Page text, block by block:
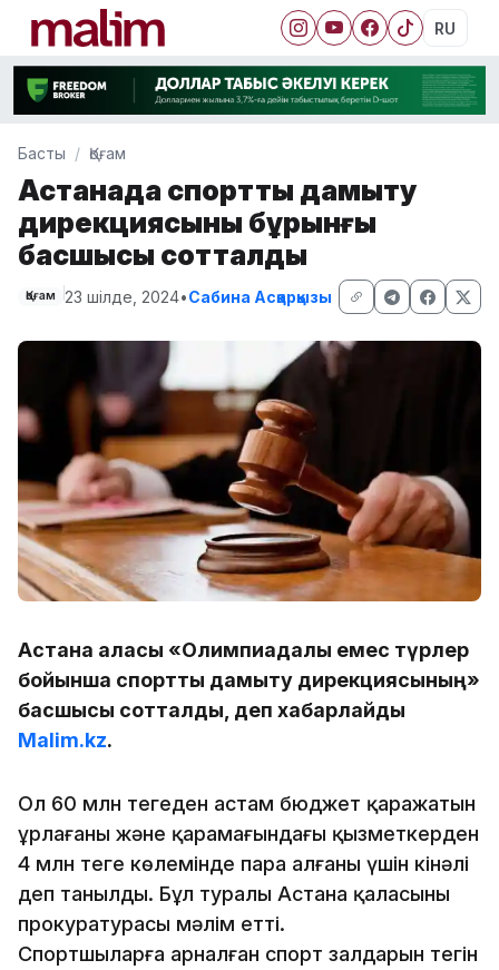
RU
Басты Қоғам
Астанада спортты дамыту
дирекциясының бұрынғы
басшысы сотталды
Қоғам 23 шілде, 2024•Сабина Асқарқызы
Астана қаласы «Олимпиадалық емес түрлер
бойынша спортты дамыту дирекциясының»
басшысы сотталды, деп хабарлайды
Malim.kz.
Ол 60 млн теңгеден астам бюджет қаражатын
ұрлағаны және қарамағындағы қызметкерден
4 млн теңге көлемінде пара алғаны үшін кінәлі
деп танылды. Бұл туралы Астана қаласының
прокуратурасы мәлім етті.
Спортшыларға арналған спорт залдарын тегін